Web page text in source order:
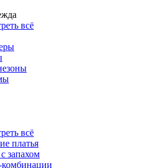
всё
всё
платья
запахом
комбинации